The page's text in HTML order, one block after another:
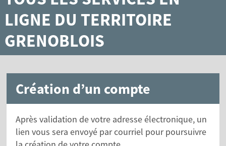
LIGNE DU TERRITOIRE
GRENOBLOIS
Création d’un compte
Après validation de votre adresse électronique, un
lien vous sera envoyé par courriel pour poursuivre